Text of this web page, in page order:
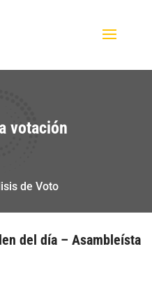
votación
de Voto
del día – Asambleísta